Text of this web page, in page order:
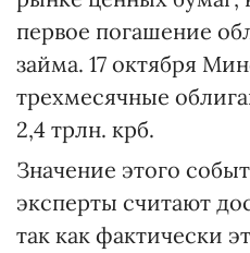
первое погашение
займа. 17 октября
трехмесячные
2,4 трлн. крб.
Значение этого
эксперты считают
так как фактически